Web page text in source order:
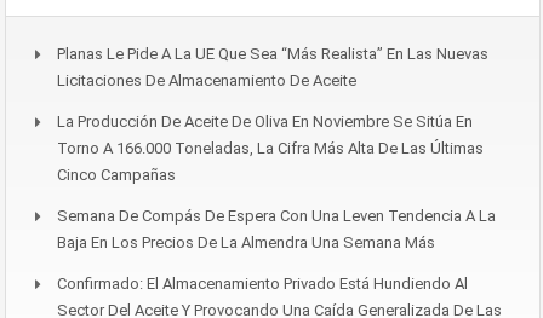
Planas Le Pide A La UE Que Sea “más Realista” En Las Nuevas
Licitaciones De Almacenamiento De Aceite
La Producción De Aceite De Oliva En Noviembre Se Sitúa En
Torno A 166.000 Toneladas, La Cifra Más Alta De Las Últimas
Cinco Campañas
Semana De Compás De Espera Con Una Leven Tendencia A La
Baja En Los Precios De La Almendra Una Semana Más
Confirmado: El Almacenamiento Privado Está Hundiendo Al
Sector Del Aceite Y Provocando Una Caída Generalizada De Las